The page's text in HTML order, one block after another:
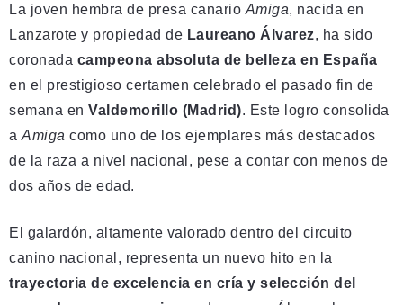
La joven hembra de presa canario Amiga, nacida en
Lanzarote y propiedad de Laureano Álvarez, ha sido
coronada campeona absoluta de belleza en España
en el prestigioso certamen celebrado el pasado fin de
semana en Valdemorillo (Madrid). Este logro consolida
a Amiga como uno de los ejemplares más destacados
de la raza a nivel nacional, pese a contar con menos de
dos años de edad.
El galardón, altamente valorado dentro del circuito
canino nacional, representa un nuevo hito en la
trayectoria de excelencia en cría y selección del